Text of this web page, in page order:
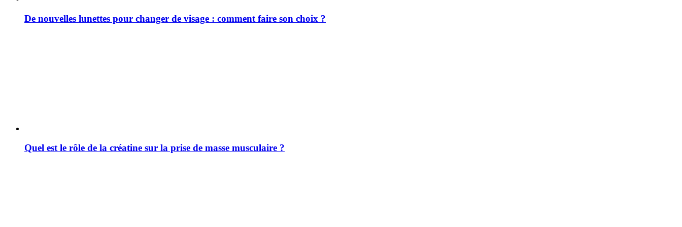
De nouvelles lunettes pour changer de visage : comment faire son choix ?
Quel est le rôle de la créatine sur la prise de masse musculaire ?